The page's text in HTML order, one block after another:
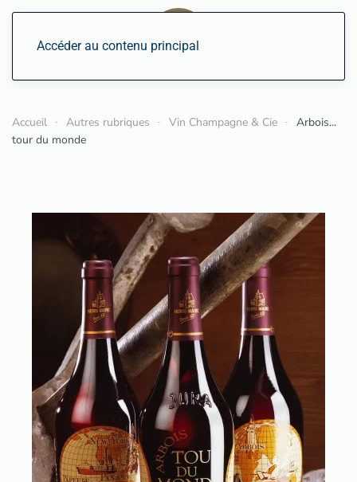
Accéder au contenu principal
Accueil Autres rubriques Vin Champagne & Cie
Arbois...
tour du monde